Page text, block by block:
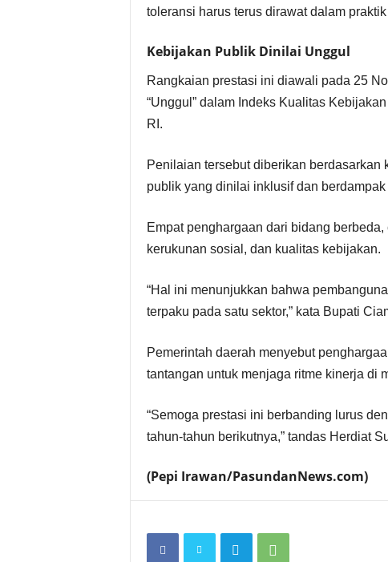
toleransi harus terus dirawat dalam
Kebijakan Publik Dinilai Unggul
Rangkaian prestasi ini diawali pada 25
“Unggul” dalam Indeks Kualitas
RI.
Penilaian tersebut diberikan
publik yang dinilai inklusif dan berdampak
Empat penghargaan dari bidang
kerukunan sosial, dan kualitas kebijakan.
“Hal ini menunjukkan bahwa
terpaku pada satu sektor,” kata Bupati
Pemerintah daerah menyebut
tantangan untuk menjaga ritme kinerja di
“Semoga prestasi ini berbanding lurus
tahun-tahun berikutnya,” tandas Herdiat
(Pepi Irawan/PasundanNews.com)